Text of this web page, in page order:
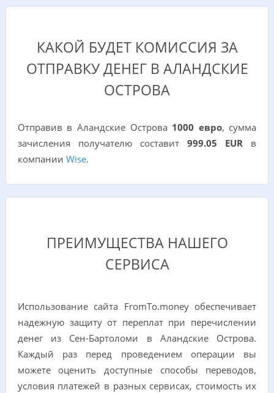
КАКОЙ БУДЕТ КОМИССИЯ ЗА
ОТПРАВКУ ДЕНЕГ В АЛАНДСКИЕ
ОСТРОВА
Отправив в Аландские Острова 1000 евро, сумма
зачисления получателю составит999.05 EUR в
компании Wise.
ПРЕИМУЩЕСТВА НАШЕГО
СЕРВИСА
Использование сайта FromTo.money обеспечивает
надежную защиту от переплат при перечислении
денег из Сен-Бартоломи в Аландские Острова.
Каждый раз перед проведением операции вы
можете оценить доступные способы переводов,
условия платежей в разных сервисах, стоимость их